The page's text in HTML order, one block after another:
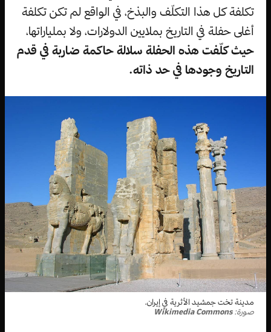
تكلفة كل هذا التكلّف والبذخ، في الواقع لم تكن تكلفة
أغلى حفلة في التاريخ بملايين الدولارات، ولا بملياراتها،
حيث كلّفت هذه الحفلة سلالة حاكمة ضاربة في قدم
التاريخ وجودها في حد ذاته.
مدينة تخت جمشيد الأثرية في إيران.
صورة:Wikimedia Commons